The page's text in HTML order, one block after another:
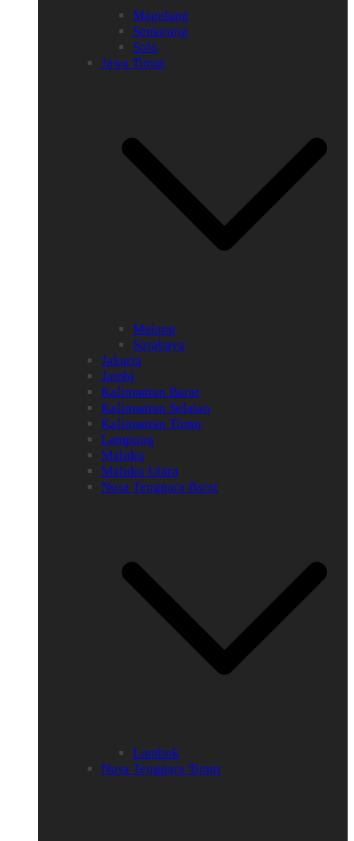
Magelang
Semarang
Solo
Jawa Timur
Malang
Surabaya
Jakarta
Jambi
Kalimantan Barat
Kalimantan Selatan
Kalimantan Timur
Lampung
Maluku
Maluku Utara
Nusa Tenggara Barat
Lombok
Nusa Tenggara Timur